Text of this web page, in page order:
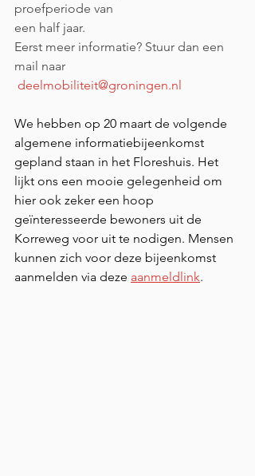
proefperiode van
een half jaar.
Eerst meer informatie? Stuur dan een
mail naar
deelmobiliteit@groningen.nl
We hebben op 20 maart de volgende
algemene informatiebijeenkomst
gepland staan in het Floreshuis. Het
lijkt ons een mooie gelegenheid om
hier ook zeker een hoop
geïnteresseerde bewoners uit de
Korreweg voor uit te nodigen. Mensen
kunnen zich voor deze bijeenkomst
aanmelden via deze aanmeldlink.